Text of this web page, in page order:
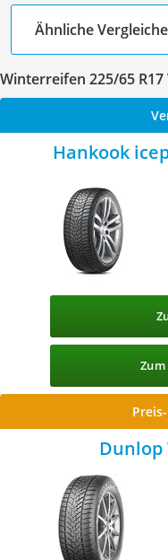
Ähnliche
Winterreifen 225/65
Hankook
Dunlop